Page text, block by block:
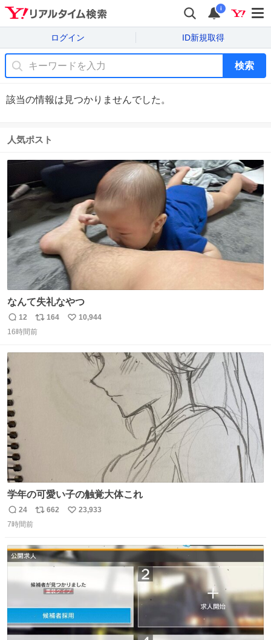
i
ログイン ID新規取得
検索
該当の情報は見つかりませんでした。
人気ポスト
なんて失礼なやつ
返
信
12
リ
ポ
164
い
10,944
16時間前
学年の可愛い子の触覚大体これ
返
信
24
リ
ト
数
662
い
数
23,933
7時間前